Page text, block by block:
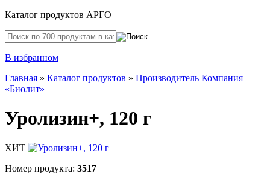
Каталог продуктов АРГО
В избранном
Главная » Каталог продуктов » Производитель Компания
«Биолит»
Уролизин+, 120 г
ХИТ
Номер продукта: 3517